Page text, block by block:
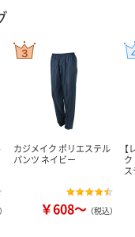
カジメイク ポリエステル
パンツ ネイビー
￥608～ （税込）
ク